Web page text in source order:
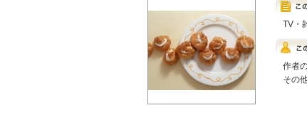
TV・
作者
その